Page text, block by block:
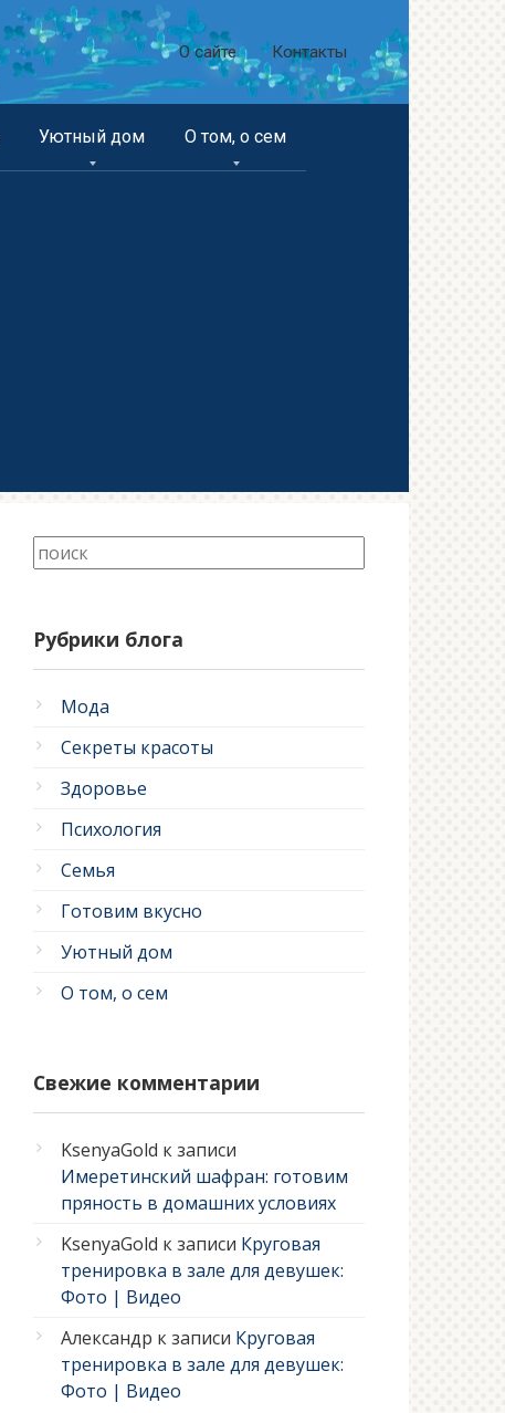
О сайте Контакты
Уютный дом О том, о сем
Рубрики блога
Мода
Секреты красоты
Здоровье
Психология
Семья
Готовим вкусно
Уютный дом
О том, о сем
Свежие комментарии
KsenyaGold к записи
Имеретинский шафран: готовим
пряность в домашних условиях
KsenyaGold к записи Круговая
тренировка в зале для девушек:
Фото | Видео
Александр к записи Круговая
тренировка в зале для девушек:
Фото | Видео